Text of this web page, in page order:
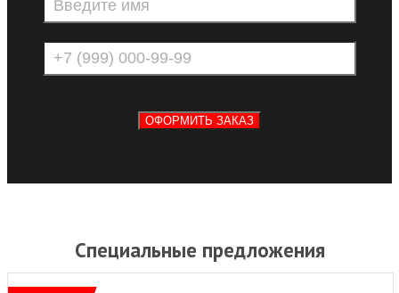
Специальные предложения